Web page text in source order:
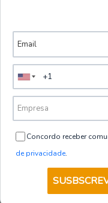
Concordo receber
de privacidade.